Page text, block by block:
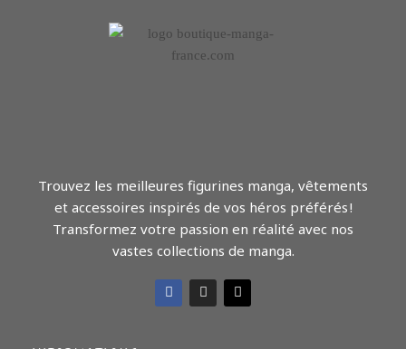
Trouvez les meilleures figurines manga, vêtements
et accessoires inspirés de vos héros préférés !
Transformez votre passion en réalité avec nos
vastes collections de manga.